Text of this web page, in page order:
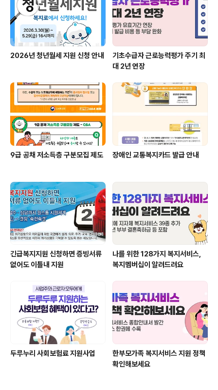
대상에 포함하였습니다. 또한 서민 임차가구의 임차보증금
마련 부담을 완화하기 위해 임차보증금 대출..
2026년 청년월세 지원 신청 안내
기초수급자 근로능력평가 주기 최
대 2년 연장
9급 공채 저소득층 구분모집 제도 장애인 교통복지카드 발급 안내
긴급복지지원 신청하면 증빙서류
없어도 이틀내 지원
나를 위한 128가지 복지서비스,
복지멤버십이 알려드려요
두루누리 사회보험료 지원사업
한부모가족 복지서비스 지원 정책
확인해보세요